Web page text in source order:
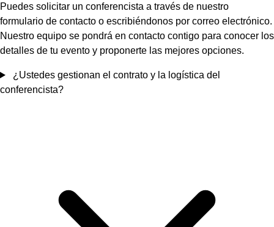
Puedes solicitar un conferencista a través de nuestro
formulario de contacto o escribiéndonos por correo electrónico.
Nuestro equipo se pondrá en contacto contigo para conocer los
detalles de tu evento y proponerte las mejores opciones.
¿Ustedes gestionan el contrato y la logística del
conferencista?